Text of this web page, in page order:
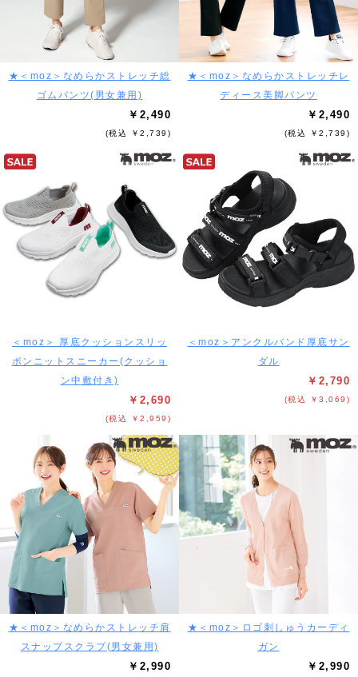
★＜moz＞なめらかストレッチ総
ゴムパンツ(男女兼用)
￥2,490
(税込 ￥2,739)
★＜moz＞なめらかストレッチレ
ディース美脚パンツ
￥2,490
(税込 ￥2,739)
＜moz＞ 厚底クッションスリッ
ポンニットスニーカー(クッショ
ン中敷付き)
￥2,690
(税込 ￥2,959)
＜moz＞アンクルバンド厚底サン
ダル
￥2,790
(税込 ￥3,069)
★＜moz＞なめらかストレッチ肩
スナップスクラブ(男女兼用)
￥2,990
★＜moz＞ロゴ刺しゅうカーディ
ガン
￥2,990